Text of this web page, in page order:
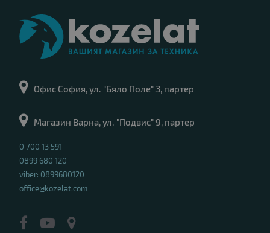
Офис София, ул. "Бяло Поле" 3, партер
Магазин Варна, ул. "Подвис" 9, партер
0 700 13 591
0899 680 120
viber: 0899680120
office@kozelat.com